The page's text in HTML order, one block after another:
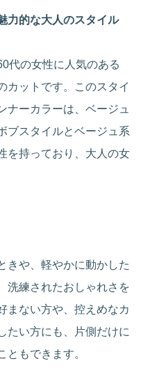
力的な大人のスタイル
代の女性に人気のある
カットです。このスタイ
ナーカラーは、ベージュ
ブスタイルとベージュ系
を持っており、大人の女
きや、軽やかに動かした
洗練されたおしゃれさを
まない方や、控えめなカ
たい方にも、片側だけに
ともできます。